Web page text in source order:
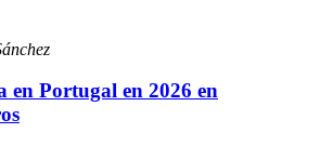
en Portugal en 2026 en